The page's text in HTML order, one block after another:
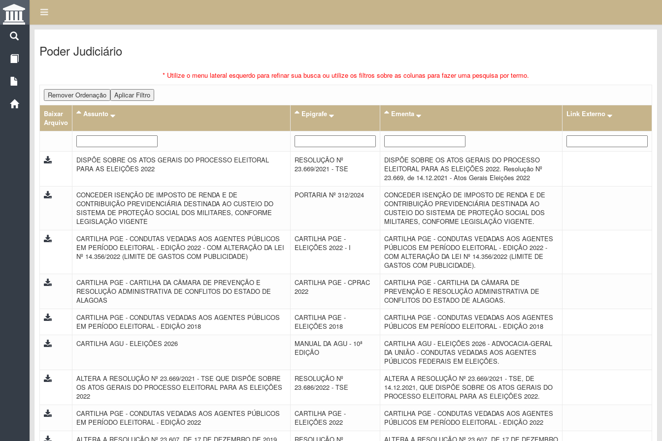
Poder Judiciário
* Utilize o menu lateral esquerdo para refinar sua busca ou utilize os filtros sobre as colunas para fazer uma pesquisa por termo.
Remover Ordenação
Aplicar Filtro
Baixar
Arquivo
Assunto Epigrafe Ementa Link Externo
DISPÕE SOBRE OS ATOS GERAIS DO PROCESSO ELEITORAL
PARA AS ELEIÇÕES 2022
RESOLUÇÃO Nº
23.669/2021 - TSE
DISPÕE SOBRE OS ATOS GERAIS DO PROCESSO
ELEITORAL PARA AS ELEIÇÕES 2022. Resolução Nº
23.669, de 14.12.2021 - Atos Gerais Eleições 2022
CONCEDER ISENÇÃO DE IMPOSTO DE RENDA E DE
CONTRIBUIÇÃO PREVIDENCIÁRIA DESTINADA AO CUSTEIO DO
SISTEMA DE PROTEÇÃO SOCIAL DOS MILITARES, CONFORME
LEGISLAÇÃO VIGENTE
PORTARIA Nº 312/2024
CONCEDER ISENÇÃO DE IMPOSTO DE RENDA E DE
CONTRIBUIÇÃO PREVIDENCIÁRIA DESTINADA AO
CUSTEIO DO SISTEMA DE PROTEÇÃO SOCIAL DOS
MILITARES, CONFORME LEGISLAÇÃO VIGENTE.
CARTILHA PGE - CONDUTAS VEDADAS AOS AGENTES PÚBLICOS
EM PERÍODO ELEITORAL - EDIÇÃO 2022 - COM ALTERAÇÃO DA LEI
Nº 14.356/2022 (LIMITE DE GASTOS COM PUBLICIDADE)
CARTILHA PGE -
ELEIÇÕES 2022 - I
CARTILHA PGE - CONDUTAS VEDADAS AOS AGENTES
PÚBLICOS EM PERÍODO ELEITORAL - EDIÇÃO 2022 -
COM ALTERAÇÃO DA LEI Nº 14.356/2022 (LIMITE DE
GASTOS COM PUBLICIDADE).
CARTILHA PGE - CARTILHA DA CÂMARA DE PREVENÇÃO E
RESOLUÇÃO ADMINISTRATIVA DE CONFLITOS DO ESTADO DE
ALAGOAS
CARTILHA PGE - CPRAC
2022
CARTILHA PGE - CARTILHA DA CÂMARA DE
PREVENÇÃO E RESOLUÇÃO ADMINISTRATIVA DE
CONFLITOS DO ESTADO DE ALAGOAS.
CARTILHA PGE - CONDUTAS VEDADAS AOS AGENTES PÚBLICOS
EM PERÍODO ELEITORAL - EDIÇÃO 2018
CARTILHA PGE -
ELEIÇÕES 2018
CARTILHA PGE - CONDUTAS VEDADAS AOS AGENTES
PÚBLICOS EM PERÍODO ELEITORAL - EDIÇÃO 2018
CARTILHA AGU - ELEIÇÕES 2026
MANUAL DA AGU - 10ª
EDIÇÃO
CARTILHA AGU - ELEIÇÕES 2026 - ADVOCACIA-GERAL
DA UNIÃO - CONDUTAS VEDADAS AOS AGENTES
PÚBLICOS FEDERAIS EM ELEIÇÕES.
ALTERA A RESOLUÇÃO Nº 23.669/2021 - TSE QUE DISPÕE SOBRE
OS ATOS GERAIS DO PROCESSO ELEITORAL PARA AS ELEIÇÕES
2022
RESOLUÇÃO Nº
23.686/2022 - TSE
ALTERA A RESOLUÇÃO Nº 23.669/2021 - TSE, DE
14.12.2021, QUE DISPÕE SOBRE OS ATOS GERAIS DO
PROCESSO ELEITORAL PARA AS ELEIÇÕES 2022.
CARTILHA PGE - CONDUTAS VEDADAS AOS AGENTES PÚBLICOS
EM PERÍODO ELEITORAL - EDIÇÃO 2022
CARTILHA PGE -
ELEIÇÕES 2022
CARTILHA PGE - CONDUTAS VEDADAS AOS AGENTES
PÚBLICOS EM PERÍODO ELEITORAL - EDIÇÃO 2022